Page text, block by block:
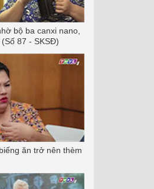
bộ ba canxi nano,
87 - SKSĐ)
ăn trở nên thèm